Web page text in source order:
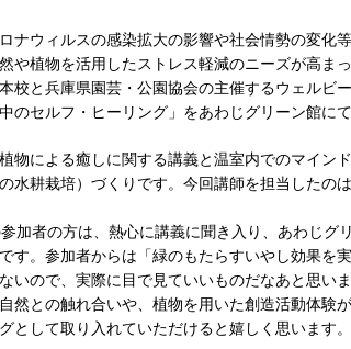
ナウィルスの感染拡大の影響や社会情勢の変化
や植物を活用したストレス軽減のニーズが高まっ
校と兵庫県園芸・公園協会の主催するウェル
のセルフ・ヒーリング」をあわじグリーン館にて
物による癒しに関する講義と温室内でのマイン
の水耕栽培）づくりです。今回講師を担当した
加者の方は、熱心に講義に聞き入り、あわじ
す。参加者からは「緑のもたらすいやし効果を
いので、実際に目で見ていいものだなあと思い
然との触れ合いや、植物を用いた創造活動体験
として取り入れていただけると嬉しく思います。